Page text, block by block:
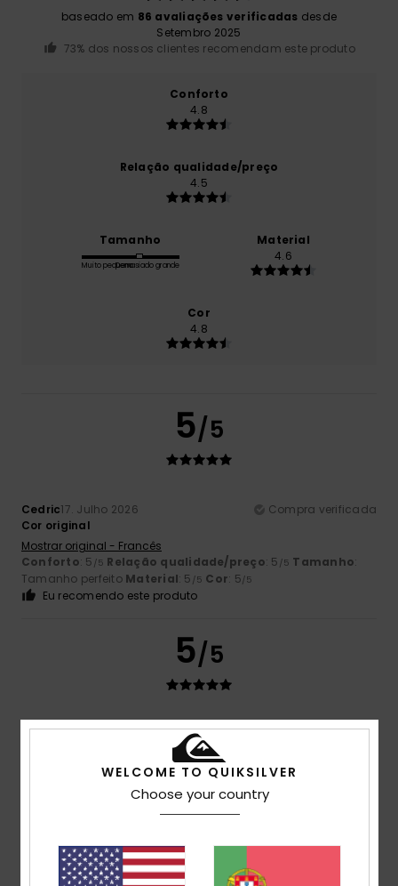
baseado em 86 avaliações verificadas desde
Setembro 2025
73% dos nossos clientes recomendam este produto
Conforto
4.8
Relação qualidade/preço
4.5
Tamanho
Muito pequenoDemasiado grande
Material
4.6
Cor
4.8
5/5
Cedric17. Julho 2026
Compra verificada
Cor original
Mostrar original - Francês
Conforto: 5 /5 Relação qualidade/preço: 5 /5 Tamanho:
Tamanho perfeito Material: 5 /5 Cor: 5/5
Eu recomendo este produto
5/5
Ruben17. Julho 2026
Compra verificada
O tamanho é bastante largo; comprei-o em XL para ficar
com um estilo mais descontraído
Mostrar original - Francês
Relação qualidade/preço: 5
Cor: 5
5
WELCOME TO QUIKSILVER
Choose your country